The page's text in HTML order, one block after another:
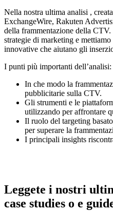
Nella nostra ultima analisi ,
ExchangeWire, Rakuten
della frammentazione della
strategie di marketing e
innovative che aiutano gli
I punti più importanti dell’analisi:
In che modo la
pubblicitarie sulla CTV.
Gli strumenti e le
utilizzando per affrontare
Il ruolo del targeting
per superare la
I principali insights
Leggete i nostri
case studies o e